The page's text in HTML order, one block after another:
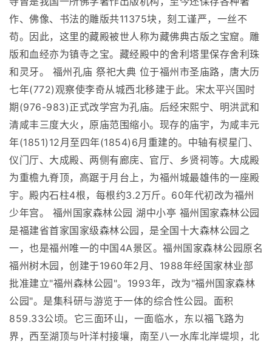
作、佛像、书法的雕版共11375块，刻工谨严，一丝不
苟。因此，这里的藏殿被世人称为藏佛典古版之宝窟。雕
版和血经亦为镇寺之宝。藏经殿中的舍利塔里保存舍利珠
和灵牙。 福州孔庙 祭祀大典 位于福州市圣庙路，唐大历
七年(772)观察使李奇从城西北移建于此。宋太平兴国时
期(976-983)正式改学宫为孔庙。后经宋熙宁、明洪武和
清咸丰三度大火，原庙范围缩小。现存的庙宇，为咸丰元
年(1851)12月至四年(1854)6月重建的。中轴有棂星门、
仪门厅、大成殿、两侧有廊庑、官厅、乡贤祠等。大成殿
为重檐九脊顶，高踞于月台上，为福州城最雄伟的一座殿
宇。殿内石柱4根，每根约3.2万斤。60年代初改为福州
少年宫。 福州国家森林公园 湖中小亭 福州国家森林公园
是福建省首家国家级森林公园，是全国十大森林公园之
一，也是福州唯一的中国4A景区。福州国家森林公园原名
福州树木园，创建于1960年2月、1988年经国家林业部
批准建立"福州森林公园"。1993年，改为"福州国家森林
公园"。是集科研与游览于一体的综合性公园。面积
859.33公顷。它三面环山，一面临水，东以福飞路为
界，西至湖顶与叶洋村接壤，南至八一水库北岸堤坝，北